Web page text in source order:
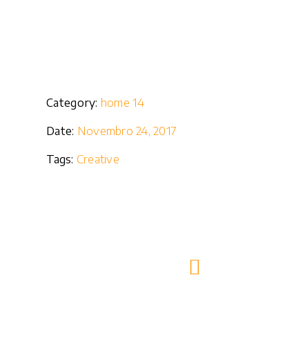
Category: home 14
Date: Novembro 24, 2017
Tags: Creative